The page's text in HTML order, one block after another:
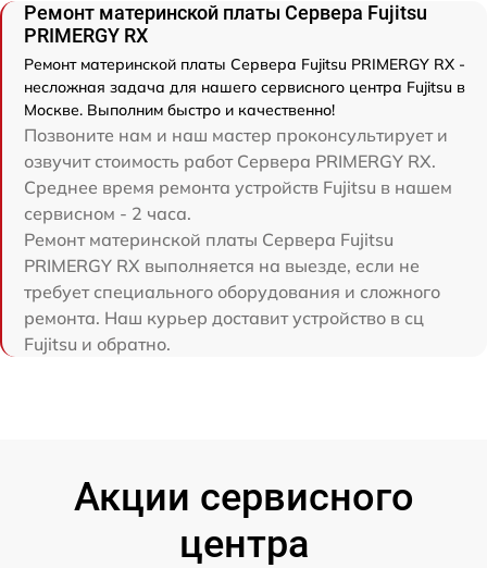
Ремонт материнской платы Сервера Fujitsu
PRIMERGY RX
Ремонт материнской платы Сервера Fujitsu PRIMERGY RX -
несложная задача для нашего сервисного центра Fujitsu в
Москве. Выполним быстро и качественно!
Позвоните нам и наш мастер проконсультирует и
озвучит стоимость работ Сервера PRIMERGY RX.
Среднее время ремонта устройств Fujitsu в нашем
сервисном - 2 часа.
Ремонт материнской платы Сервера Fujitsu
PRIMERGY RX выполняется на выезде, если не
требует специального оборудования и сложного
ремонта. Наш курьер доставит устройство в сц
Fujitsu и обратно.
Акции сервисного
центра